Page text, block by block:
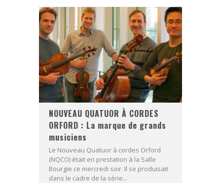
NOUVEAU QUATUOR À CORDES
ORFORD : La marque de grands
musiciens
Le Nouveau Quatuor à cordes Orford
(NQCO) était en prestation à la Salle
Bourgie ce mercredi soir. Il se produisait
dans le cadre de la série...